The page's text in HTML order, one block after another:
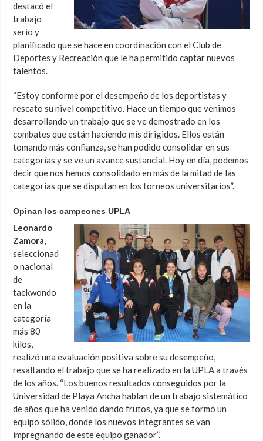
destacó el
trabajo
serio y
planificado que se hace en coordinación con el Club de
Deportes y Recreación que le ha permitido captar nuevos
talentos.
“Estoy conforme por el desempeño de los deportistas y
rescato su nivel competitivo. Hace un tiempo que venimos
desarrollando un trabajo que se ve demostrado en los
combates que están haciendo mis dirigidos. Ellos están
tomando más confianza, se han podido consolidar en sus
categorías y se ve un avance sustancial. Hoy en día, podemos
decir que nos hemos consolidado en más de la mitad de las
categorías que se disputan en los torneos universitarios”.
Opinan los campeones UPLA
Leonardo
Zamora,
seleccionad
o nacional
de
taekwondo
en la
categoría
más 80
kilos,
realizó una evaluación positiva sobre su desempeño,
resaltando el trabajo que se ha realizado en la UPLA a través
de los años. “Los buenos resultados conseguidos por la
Universidad de Playa Ancha hablan de un trabajo sistemático
de años que ha venido dando frutos, ya que se formó un
equipo sólido, donde los nuevos integrantes se van
impregnando de este equipo ganador”.